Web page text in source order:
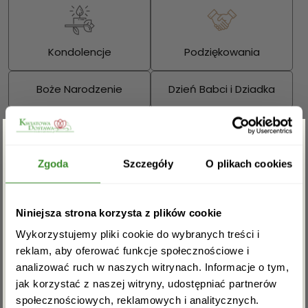
Zgoda Szczegóły O plikach cookies
Niniejsza strona korzysta z plików cookie
Wykorzystujemy pliki cookie do wybranych treści i
reklam, aby oferować funkcje społecznościowe i
analizować ruch w naszych witrynach. Informacje o tym,
jak korzystać z naszej witryny, udostępniać partnerów
społecznościowych, reklamowych i analitycznych.
Kondolencje Podziękowania
Boże Narodzenie Dzień Babci i Dziadka
Walentynki Dzień Kobiet
Wielkanoc Dzień Mamy
Sprawdź również:
Zgarnij rabat -5%
Zapisz się do newslettera i zgarnij
rabat na pierwsze zakupy!